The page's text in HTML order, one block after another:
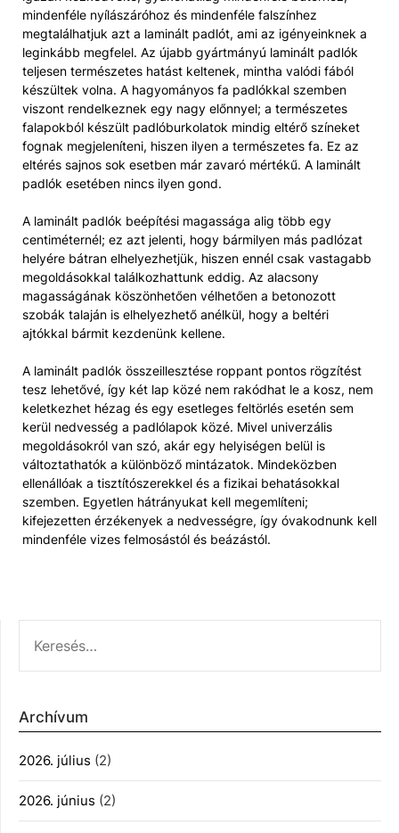
mindenféle nyílászáróhoz és mindenféle falszínhez
megtalálhatjuk azt a laminált padlót, ami az igényeinknek a
leginkább megfelel. Az újabb gyártmányú laminált padlók
teljesen természetes hatást keltenek, mintha valódi fából
készültek volna. A hagyományos fa padlókkal szemben
viszont rendelkeznek egy nagy előnnyel; a természetes
falapokból készült padlóburkolatok mindig eltérő színeket
fognak megjeleníteni, hiszen ilyen a természetes fa. Ez az
eltérés sajnos sok esetben már zavaró mértékű. A laminált
padlók esetében nincs ilyen gond.
A laminált padlók beépítési magassága alig több egy
centiméternél; ez azt jelenti, hogy bármilyen más padlózat
helyére bátran elhelyezhetjük, hiszen ennél csak vastagabb
megoldásokkal találkozhattunk eddig. Az alacsony
magasságának köszönhetően vélhetően a betonozott
szobák talaján is elhelyezhető anélkül, hogy a beltéri
ajtókkal bármit kezdenünk kellene.
A laminált padlók összeillesztése roppant pontos rögzítést
tesz lehetővé, így két lap közé nem rakódhat le a kosz, nem
keletkezhet hézag és egy esetleges feltörlés esetén sem
kerül nedvesség a padlólapok közé. Mivel univerzális
megoldásokról van szó, akár egy helyiségen belül is
változtathatók a különböző mintázatok. Mindeközben
ellenállóak a tisztítószerekkel és a fizikai behatásokkal
szemben. Egyetlen hátrányukat kell megemlíteni;
kifejezetten érzékenyek a nedvességre, így óvakodnunk kell
mindenféle vizes felmosástól és beázástól.
Archívum
2026. július (2)
2026. június (2)